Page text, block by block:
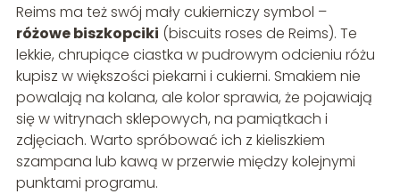
Reims ma też swój mały cukierniczy symbol –
różowe biszkopciki (biscuits roses de Reims). Te
lekkie, chrupiące ciastka w pudrowym odcieniu różu
kupisz w większości piekarni i cukierni. Smakiem nie
powalają na kolana, ale kolor sprawia, że pojawiają
się w witrynach sklepowych, na pamiątkach i
zdjęciach. Warto spróbować ich z kieliszkiem
szampana lub kawą w przerwie między kolejnymi
punktami programu.